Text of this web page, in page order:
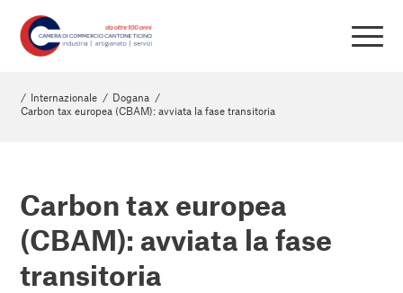
/ Internazionale / Dogana /
Carbon tax europea (CBAM): avviata la fase transitoria
Carbon tax europea
(CBAM): avviata la fase
transitoria